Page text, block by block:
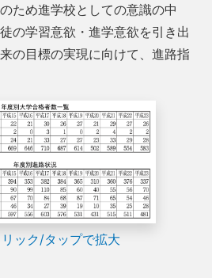
ため進学校としての意識の中
の学習意欲・進学意欲を引き出
の目標の実現に向けて、進路指
ック/タップで拡大